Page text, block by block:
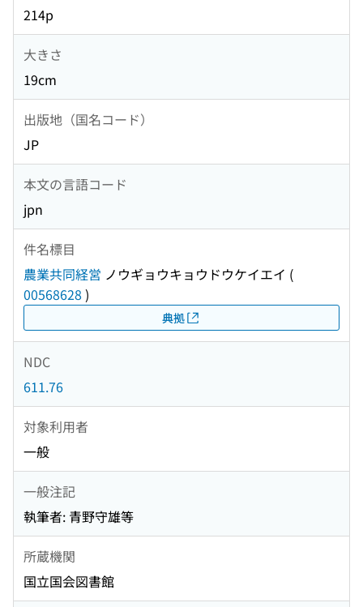
214p
大きさ
19cm
出版地（国名コード）
JP
本文の言語コード
jpn
件名標目
農業共同経営 ノウギョウキョウドウケイエイ (
00568628 )
典拠
NDC
611.76
対象利用者
一般
一般注記
執筆者: 青野守雄等
所蔵機関
国立国会図書館